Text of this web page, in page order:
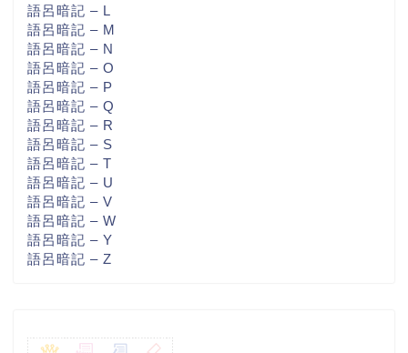
語呂暗記 – L
語呂暗記 – M
語呂暗記 – N
語呂暗記 – O
語呂暗記 – P
語呂暗記 – Q
語呂暗記 – R
語呂暗記 – S
語呂暗記 – T
語呂暗記 – U
語呂暗記 – V
語呂暗記 – W
語呂暗記 – Y
語呂暗記 – Z